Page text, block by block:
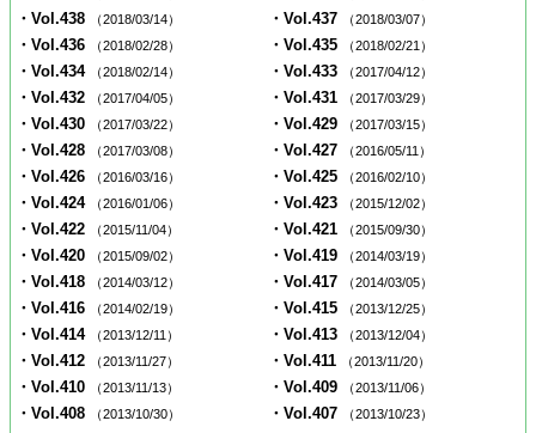
・Vol.438 （2018/03/14） ・Vol.437 （2018/03/07）
・Vol.436 （2018/02/28） ・Vol.435 （2018/02/21）
・Vol.434 （2018/02/14） ・Vol.433 （2017/04/12）
・Vol.432 （2017/04/05） ・Vol.431 （2017/03/29）
・Vol.430 （2017/03/22） ・Vol.429 （2017/03/15）
・Vol.428 （2017/03/08） ・Vol.427 （2016/05/11）
・Vol.426 （2016/03/16） ・Vol.425 （2016/02/10）
・Vol.424 （2016/01/06） ・Vol.423 （2015/12/02）
・Vol.422 （2015/11/04） ・Vol.421 （2015/09/30）
・Vol.420 （2015/09/02） ・Vol.419 （2014/03/19）
・Vol.418 （2014/03/12） ・Vol.417 （2014/03/05）
・Vol.416 （2014/02/19） ・Vol.415 （2013/12/25）
・Vol.414 （2013/12/11） ・Vol.413 （2013/12/04）
・Vol.412 （2013/11/27） ・Vol.411 （2013/11/20）
・Vol.410 （2013/11/13） ・Vol.409 （2013/11/06）
・Vol.408 （2013/10/30） ・Vol.407 （2013/10/23）